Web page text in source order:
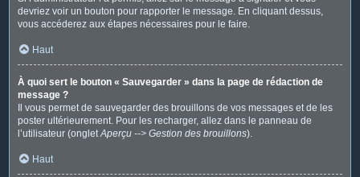
devriez voir un bouton pour rapporter le message. En cliquant dessus,
vous accéderez aux étapes nécessaires pour le faire.
Haut
À quoi sert le bouton « Sauvegarder » dans la page de rédaction de
message ?
Il vous permet de sauvegarder des brouillons de vos messages et de les
poster ultérieurement. Pour les recharger, allez dans le panneau de
l’utilisateur (ongletAperçu --> Gestion des brouillons).
Haut